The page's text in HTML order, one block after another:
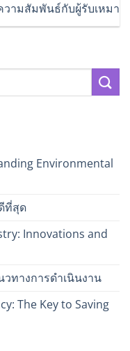
วามสัมพันธ์กับผู้รับเหมา
Environmental
ที่สุด
Innovations and
ทางการดำเนินงาน
The Key to Saving